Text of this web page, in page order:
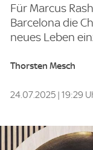
Für Marcus
Barcelona die
neues Leben
Thorsten Mesch
24.07.2025 | 19:29